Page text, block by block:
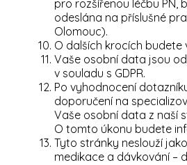
pro rozšířenou léčbu PN,
odeslána na příslušné
Olomouc).
O dalších krocích budete
Vaše osobní data jsou
v souladu s GDPR.
Po vyhodnocení
doporučení na
Vaše osobní data z naší
O tomto úkonu budete
Tyto stránky neslouží
medikace a dávkování –